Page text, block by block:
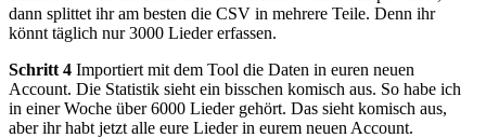
dann splittet ihr am besten die CSV in mehrere Teile. Denn ihr
könnt täglich nur 3000 Lieder erfassen.
Schritt 4 Importiert mit dem Tool die Daten in euren neuen
Account. Die Statistik sieht ein bisschen komisch aus. So habe ich
in einer Woche über 6000 Lieder gehört. Das sieht komisch aus,
aber ihr habt jetzt alle eure Lieder in eurem neuen Account.